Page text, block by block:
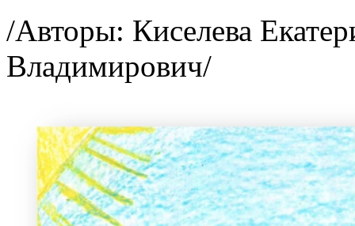
/Авторы: Киселева
Владимирович/